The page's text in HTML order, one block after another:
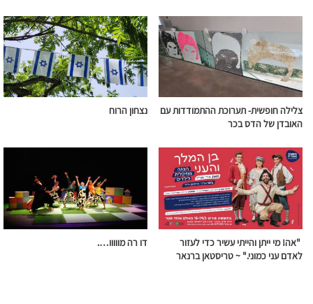
צלילה חופשית- תערוכת ההתמודדות עם
האובדן של הדס בכר
נצחון הרוח
"אה! מי ייתן והייתי עשיר כדי לעזור
לאדם עני כמוני." ~ טריסטאן ברנאר
דו רה מווווו….